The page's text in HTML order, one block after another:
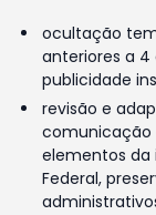
ocultação
anteriores a 4
publicidade
revisão e
comunicação
elementos da
Federal,